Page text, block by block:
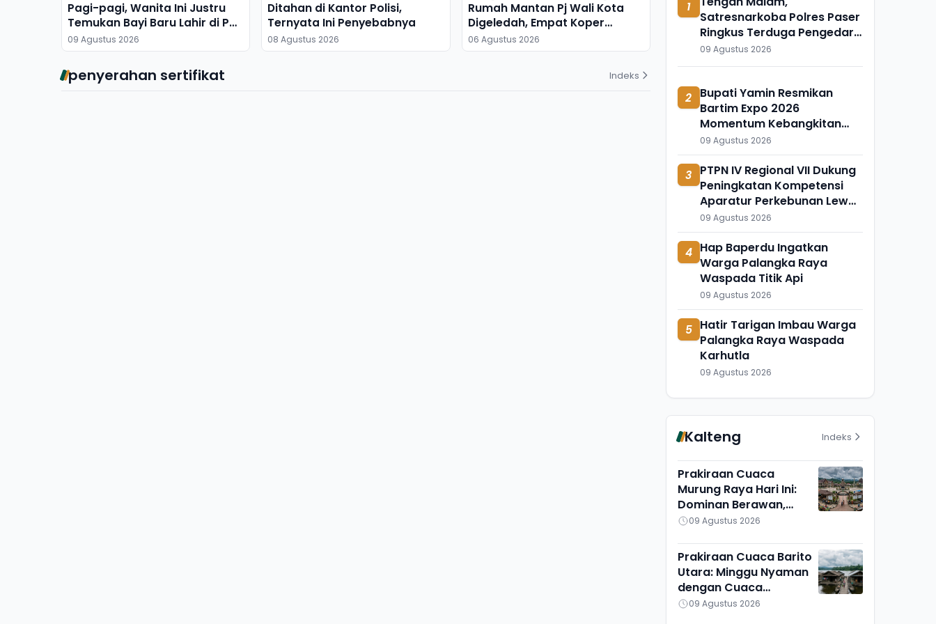
Pagi-pagi, Wanita Ini Justru
Temukan Bayi Baru Lahir di Pos
Kamling
09 Agustus 2026
Ditahan di Kantor Polisi,
Ternyata Ini Penyebabnya
08 Agustus 2026
Rumah Mantan Pj Wali Kota
Digeledah, Empat Koper
Dibawa
06 Agustus 2026
Mulyono Mantan Bos Kantor
Pajak Banjarmasin
05 Agustus 2026
penyerahan sertifikat Indeks
1
Satresnarkoba Polres Paser
Ringkus Terduga Pengedar
Sabu-sabu Tanah Grogot
09 Agustus 2026
2 Bupati Yamin Resmikan
Bartim Expo 2026
Momentum Kebangkitan
Ekonomi Daerah
09 Agustus 2026
3 PTPN IV Regional VII Dukung
Peningkatan Kompetensi
Aparatur Perkebunan Lewat
Pelatihan di Way Kanan
09 Agustus 2026
4 Hap Baperdu Ingatkan
Warga Palangka Raya
Waspada Titik Api
09 Agustus 2026
5 Hatir Tarigan Imbau Warga
Palangka Raya Waspada
Karhutla
09 Agustus 2026
Kalteng Indeks
Prakiraan Cuaca
Murung Raya Hari Ini:
Dominan Berawan,
Cukup Adem di Seribu
09 Agustus 2026
Prakiraan Cuaca Barito
Utara: Minggu Nyaman
dengan Cuaca
Berawan, Montallat
09 Agustus 2026